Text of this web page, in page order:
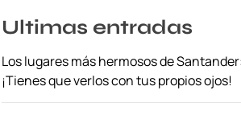
Ultimas entradas
Los lugares más hermosos de
¡Tienes que verlos con tus propios ojos!